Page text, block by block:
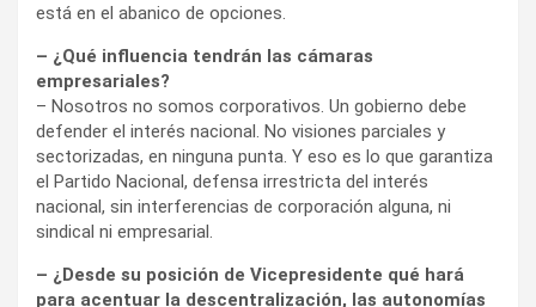
está en el abanico de opciones.
– ¿Qué influencia tendrán las cámaras
empresariales?
– Nosotros no somos corporativos. Un gobierno debe
defender el interés nacional. No visiones parciales y
sectorizadas, en ninguna punta. Y eso es lo que garantiza
el Partido Nacional, defensa irrestricta del interés
nacional, sin interferencias de corporación alguna, ni
sindical ni empresarial.
– ¿Desde su posición de Vicepresidente qué hará
para acentuar la descentralización, las autonomías